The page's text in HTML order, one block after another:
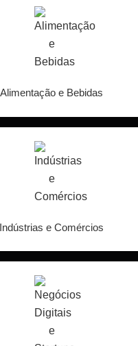
Alimentação e Bebidas
Indústrias e Comércios